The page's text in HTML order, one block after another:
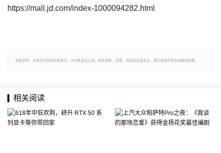
https://mall.jd.com/index-1000094282.html
郑重声明：文章仅代表原作者观点，不代表本站立场；如有侵权、违规，可直接反馈本站，我们将会作修改或删除处理。
相关阅读